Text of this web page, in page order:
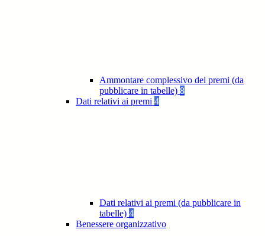
Ammontare complessivo dei premi (da
pubblicare in tabelle) 8
Dati relativi ai premi 4
Dati relativi ai premi (da pubblicare in
tabelle) 4
Benessere organizzativo